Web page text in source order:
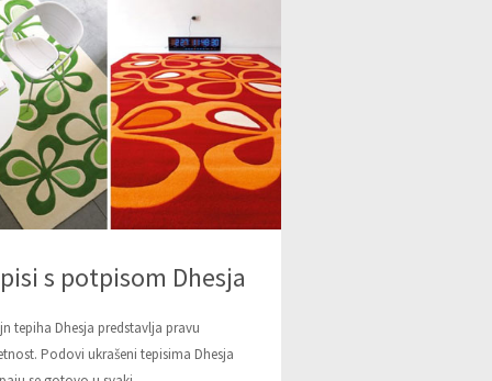
s potpisom Dhesja
tepiha Dhesja predstavlja pravu
Podovi ukrašeni tepisima Dhesja